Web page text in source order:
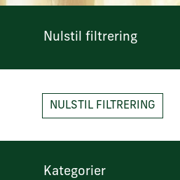
NULSTIL FILTRERING
Kategorier